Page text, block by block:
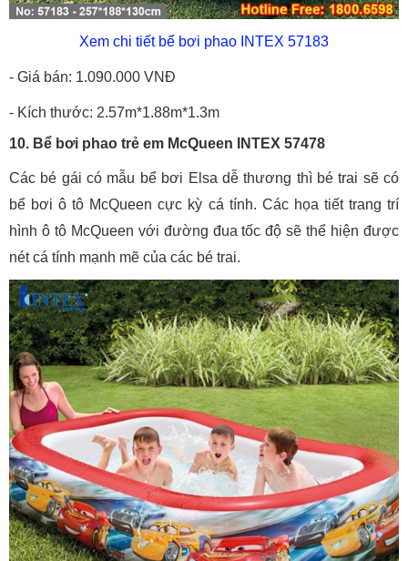
Xem chi tiết bể bơi phao INTEX 57183
- Giá bán: 1.090.000 VNĐ
- Kích thước: 2.57m*1.88m*1.3m
10. Bể bơi phao trẻ em McQueen INTEX 57478
Các bé gái có mẫu bể bơi Elsa dễ thương thì bé trai sẽ có
bể bơi ô tô McQueen cực kỳ cá tính. Các họa tiết trang trí
hình ô tô McQueen với đường đua tốc độ sẽ thể hiện được
nét cá tính mạnh mẽ của các bé trai.